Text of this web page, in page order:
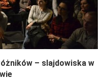
– slajdowiska w